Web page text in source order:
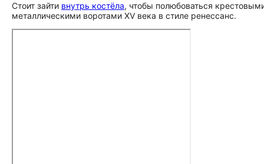
Стоит зайти внутрь костёла, чтобы полюбоваться
металлическими воротами XV века в стиле ренессанс.